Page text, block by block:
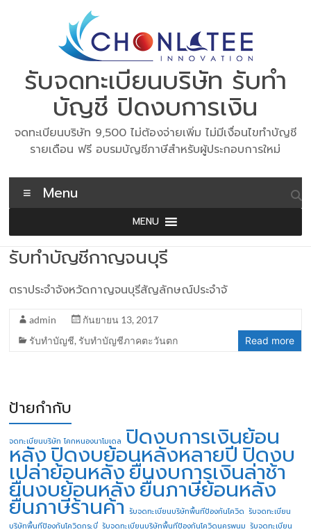
รับจดทะเบียนบริษัท รับทำ
บัญชี ปิดงบการเงิน
จดทะเบียนบริษัท 9,500 ไม่ต้องจ่ายเพิ่ม ไม่มีเงื่อนไขทำบัญชี
รายเดือน ฟรี อบรมบัญชีภาษีสำหรับผู้ประกอบการใหม่
Menu
MENU
รับทำบัญชีกาญจนบุรี
ตราประจำจังหวัดกาญจนบุรีสัญลักษณ์ประจำจั
admin
กันยายน 13, 2017
รับทำบัญชี, รับทำบัญชีภาคตะวันตก Read more
ป้ายกำกับ
จดทะเบียนบริษัท โคกหนองนาโมเดล ปิดงบการเงินย้อน
หลังปิดงบย้อนหลังหลายปี ปิดงบ
เปล่าย้อนหลังยื่นงบการเงินล่าช้า
ยื่นงบย้อนหลังยื่นภาษีย้อนหลัง
ยื่นภาษีร้านค้า รับจดทะเบียนบริษัทพื้นทีป้องกันโควิด รับจดทะเบียน
บริษัทพื้นทีป้องกันโควิดกระบี่ รับจดทะเบียนบริษัทพื้นทีป้องกันโควิดนครพนม รับจดทะเบียน